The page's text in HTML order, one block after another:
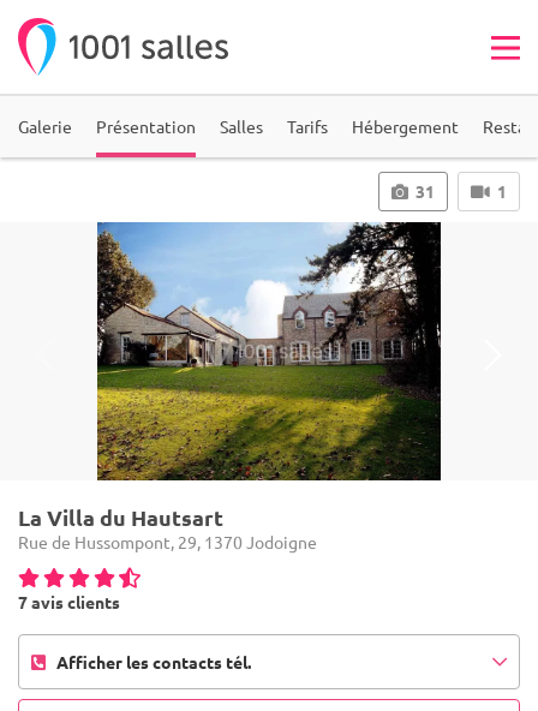
Galerie Présentation Salles Tarifs Hébergement
31 1
La Villa du Hautsart
Rue de Hussompont, 29, 1370 Jodoigne
7 avis clients
Afficher les contacts tél.